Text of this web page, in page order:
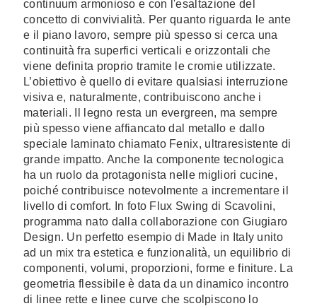
continuum armonioso e con l'esaltazione del
concetto di convivialità. Per quanto riguarda le ante
e il piano lavoro, sempre più spesso si cerca una
continuità fra superfici verticali e orizzontali che
viene definita proprio tramite le cromie utilizzate.
L’obiettivo è quello di evitare qualsiasi interruzione
visiva e, naturalmente, contribuiscono anche i
materiali. Il legno resta un evergreen, ma sempre
più spesso viene affiancato dal metallo e dallo
speciale laminato chiamato Fenix, ultraresistente di
grande impatto. Anche la componente tecnologica
ha un ruolo da protagonista nelle migliori cucine,
poiché contribuisce notevolmente a incrementare il
livello di comfort. In foto Flux Swing di Scavolini,
programma nato dalla collaborazione con Giugiaro
Design. Un perfetto esempio di Made in Italy unito
ad un mix tra estetica e funzionalità, un equilibrio di
componenti, volumi, proporzioni, forme e finiture. La
geometria flessibile è data da un dinamico incontro
di linee rette e linee curve che scolpiscono lo